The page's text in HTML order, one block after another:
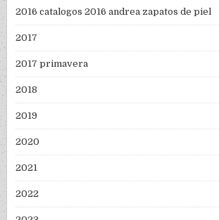
2016 catalogos 2016 andrea zapatos de piel
2017
2017 primavera
2018
2019
2020
2021
2022